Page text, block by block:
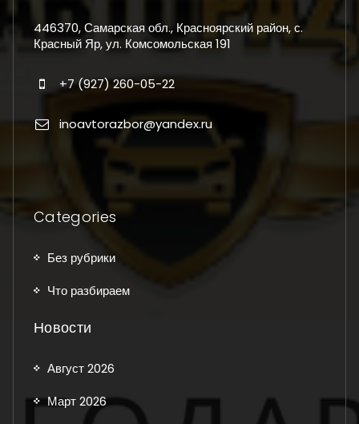
446370, Самарская обл., Красноярский район, с.
Красный Яр, ул. Комсомольская 191
+7 (927) 260-05-22
inoavtorazbor@yandex.ru
Categories
Без рубрики
Что разбираем
Новости
Август 2026
Март 2026